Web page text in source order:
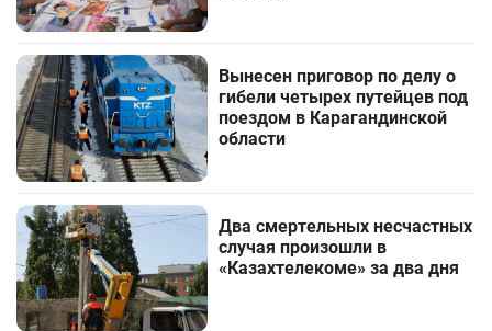
Вынесен приговор по делу о
гибели четырех путейцев под
поездом в Карагандинской
области
Два смертельных несчастных
случая произошли в
«Казахтелекоме» за два дня